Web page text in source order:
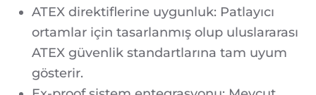
ATEX direktiflerine uygunluk: Patlayıcı
ortamlar için tasarlanmış olup uluslararası
ATEX güvenlik standartlarına tam uyum
gösterir.